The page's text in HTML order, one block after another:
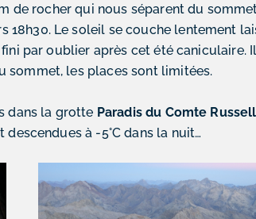
de rocher qui nous séparent du
18h30. Le soleil se couche lentement
par oublier après cet été caniculaire.
sommet, les places sont limitées.
dans la grotte Paradis du Comte Russell
à -5°C dans la nuit…